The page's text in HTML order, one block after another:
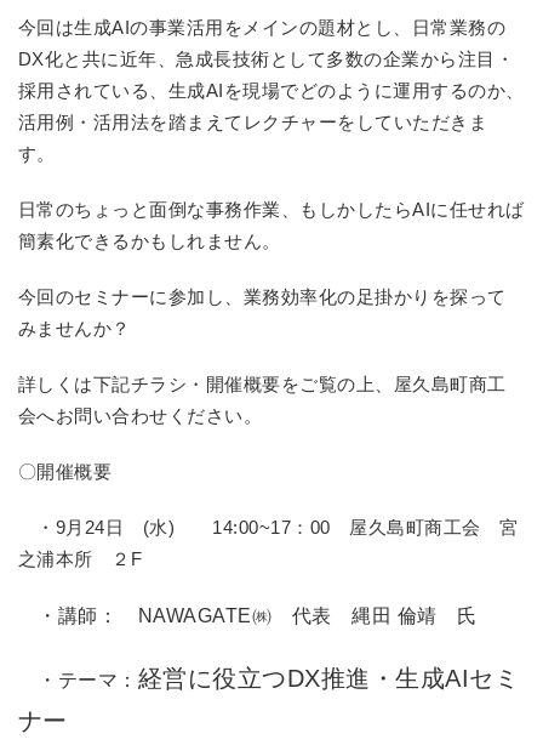
今回は生成AIの事業活用をメインの題材とし、日常業務の
DX化と共に近年、急成長技術として多数の企業から注目・
採用されている、生成AIを現場でどのように運用するのか、
活用例・活用法を踏まえてレクチャーをしていただきま
す。
日常のちょっと面倒な事務作業、もしかしたらAIに任せれば
簡素化できるかもしれません。
今回のセミナーに参加し、業務効率化の足掛かりを探って
みませんか？
詳しくは下記チラシ・開催概要をご覧の上、屋久島町商工
会へお問い合わせください。
〇開催概要
・9月24日 (水) 14:00~17：00 屋久島町商工会 宮
之浦本所 ２F
・講師： NAWAGATE㈱ 代表 縄田 倫靖 氏
・テーマ： 経営に役立つDX推進・生成AIセミ
ナー